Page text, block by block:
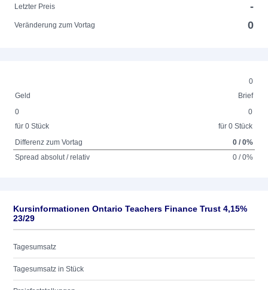
Letzter Preis
-
Veränderung zum Vortag 0
0
Geld
Brief
0
für 0 Stück
0
für 0 Stück
Differenz zum Vortag
0 / 0%
Spread absolut / relativ
0 / 0%
Kursinformationen Ontario Teachers Finance Trust 4,15%
23/29
Tagesumsatz
Tagesumsatz in Stück